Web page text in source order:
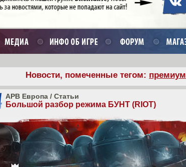
Новости, помеченные тегом: премиум
APB Европа / Статьи
Большой разбор режима БУНТ (RIOT)